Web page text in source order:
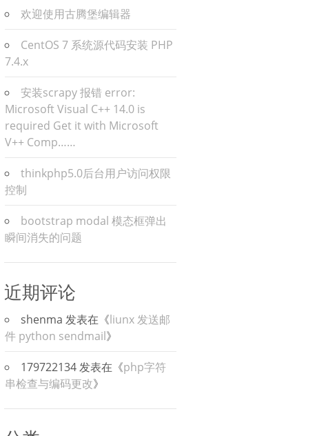
欢迎使用古腾堡编辑器
CentOS 7 系统源代码安装 PHP
7.4.x
安装scrapy 报错 error:
Microsoft Visual C++ 14.0 is
required Get it with Microsoft
V++ Comp……
thinkphp5.0后台用户访问权限
控制
bootstrap modal 模态框弹出
瞬间消失的问题
近期评论
shenma 发表在《liunx 发送邮
件 python sendmail》
179722134发表在《php字符
串检查与编码更改》